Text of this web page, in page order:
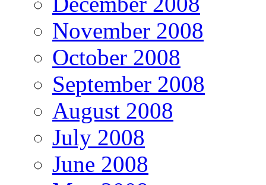
November 2008
October 2008
September 2008
August 2008
July 2008
June 2008